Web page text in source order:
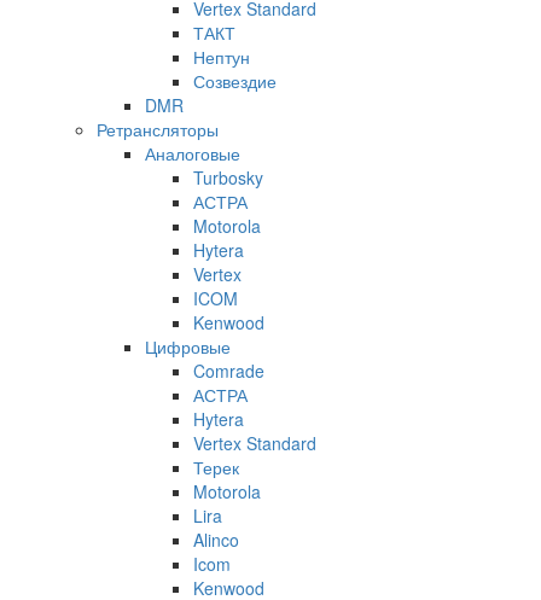
Vertex Standard
ТАКТ
Нептун
Созвездие
DMR
Ретрансляторы
Аналоговые
Turbosky
АСТРА
Motorola
Hytera
Vertex
ICOM
Kenwood
Цифровые
Comrade
АСТРА
Hytera
Vertex Standard
Терек
Motorola
Lira
Alinco
Icom
Kenwood